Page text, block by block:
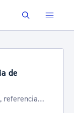
Buscar
de
referencia